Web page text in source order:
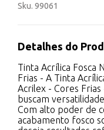
Sku. 99061
Detalhes do
Tinta Acrílica Fosca
Frias - A Tinta
Acrilex - Cores
buscam
Com alto poder de
acabamento fosco